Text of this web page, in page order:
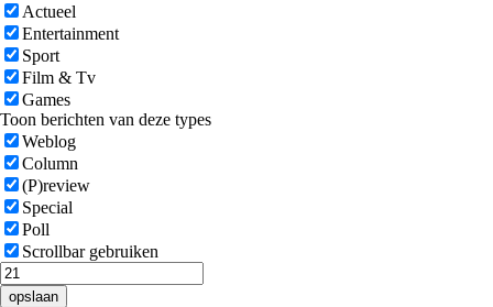
Actueel
Entertainment
Sport
Film & Tv
Games
Toon berichten van deze types
Weblog
Column
(P)review
Special
Poll
Scrollbar gebruiken
opslaan